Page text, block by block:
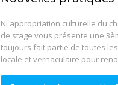
Ni appropriation culturelle du
de stage vous présente une
toujours fait partie de toutes
locale et vernaculaire pour